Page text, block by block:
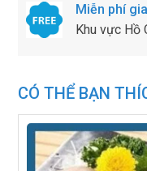
Miễn phí
Khu vực Hồ
CÓ THỂ BẠN